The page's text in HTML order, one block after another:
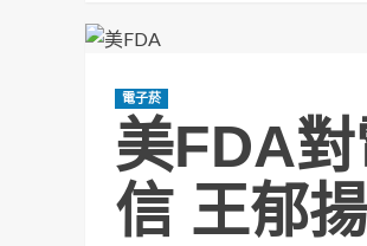
電子菸
美FDA
信 王郁